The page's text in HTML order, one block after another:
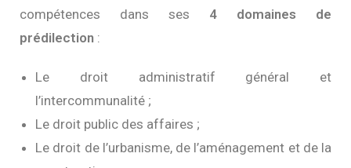
compétences dans ses 4 domaines de
prédilection :
Le droit administratif général et
l’intercommunalité ;
Le droit public des affaires ;
Le droit de l’urbanisme, de l’aménagement et de la